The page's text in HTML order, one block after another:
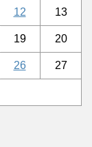
12 13
19 20
26 27